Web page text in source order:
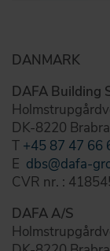
DANMARK
DAFA Building
DK-8220
T +45 87 47 66
E dbs@dafa-
CVR nr. :
DAFA A/S